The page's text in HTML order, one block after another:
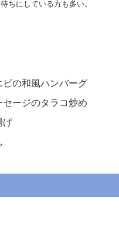
待ちにしている方も多い。
の和風ハンバーグ
ージのタラコ炒め
げ